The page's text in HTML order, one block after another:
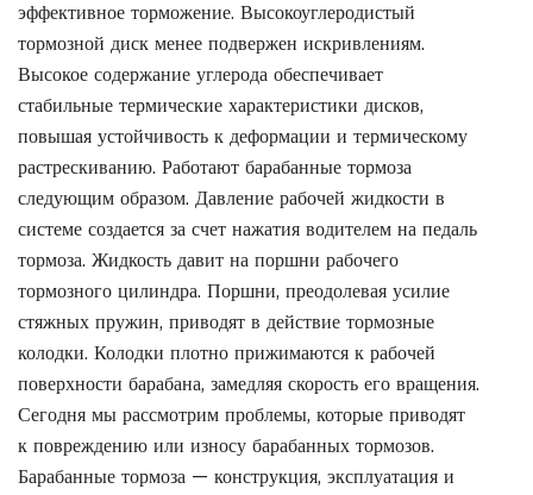
эффективное торможение. Высокоуглеродистый
тормозной диск менее подвержен искривлениям.
Высокое содержание углерода обеспечивает
стабильные термические характеристики дисков,
повышая устойчивость к деформации и термическому
растрескиванию. Работают барабанные тормоза
следующим образом. Давление рабочей жидкости в
системе создается за счет нажатия водителем на педаль
тормоза. Жидкость давит на поршни рабочего
тормозного цилиндра. Поршни, преодолевая усилие
стяжных пружин, приводят в действие тормозные
колодки. Колодки плотно прижимаются к рабочей
поверхности барабана, замедляя скорость его вращения.
Сегодня мы рассмотрим проблемы, которые приводят
к повреждению или износу барабанных тормозов.
Барабанные тормоза — конструкция, эксплуатация и